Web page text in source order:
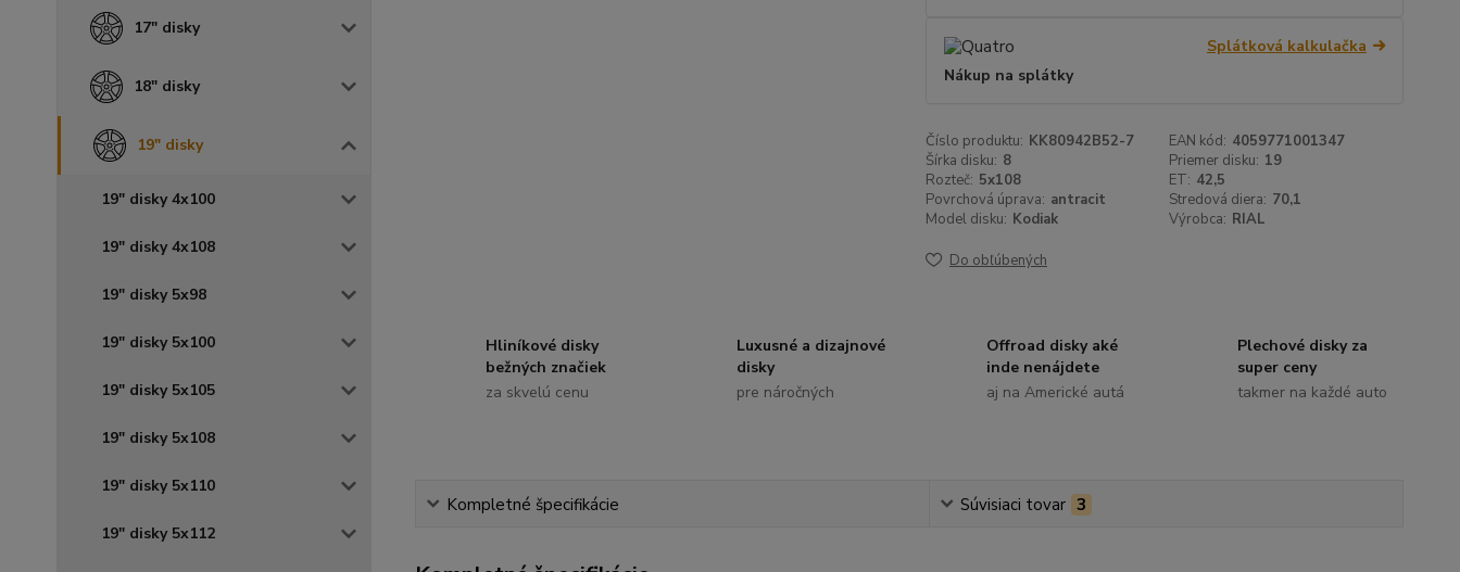
17" disky
18" disky
19" disky
19" disky 4x100
19" disky 4x108
19" disky 5x98
19" disky 5x100
19" disky 5x105
19" disky 5x108
19" disky 5x110
19" disky 5x112
Splátková kalkulačka
Nákup na splátky
Číslo produktu: KK80942B52-7 EAN kód: 4059771001347
Šírka disku: 8 Priemer disku: 19
Rozteč: 5x108 ET: 42,5
Povrchová úprava: antracit Stredová diera: 70,1
Model disku: Kodiak Výrobca: RIAL
Do obľúbených
Hliníkové disky
bežných značiek
za skvelú cenu
Luxusné a dizajnové
disky
pre náročných
Offroad disky aké
inde nenájdete
aj na Americké autá
Plechové disky za
super ceny
takmer na každé auto
Kompletné špecifikácie Súvisiaci tovar 3